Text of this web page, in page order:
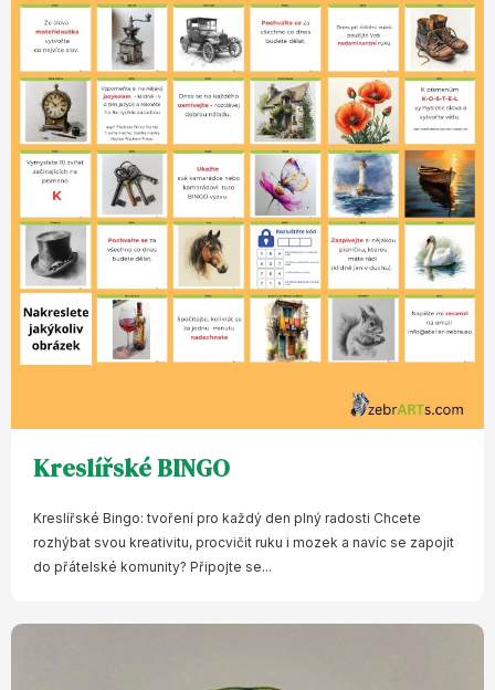
Kreslířské BINGO
Kreslířské Bingo: tvoření pro každý den plný radosti Chcete
rozhýbat svou kreativitu, procvičit ruku i mozek a navíc se zapojit
do přátelské komunity? Připojte se...